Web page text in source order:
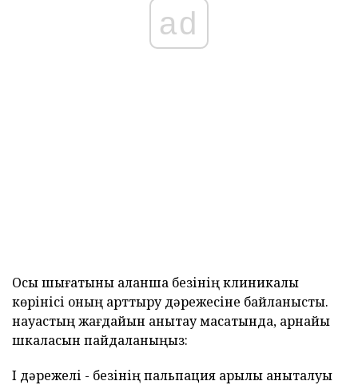
ad
Осы шығатыны қалқанша безінің клиникалық
көрінісі оның арттыру дәрежесіне байланысты.
науқастың жағдайын анықтау мақсатында, арнайы
шкаласын пайдаланыңыз:
І дәрежелі - безінің пальпация арқылы анықталуы